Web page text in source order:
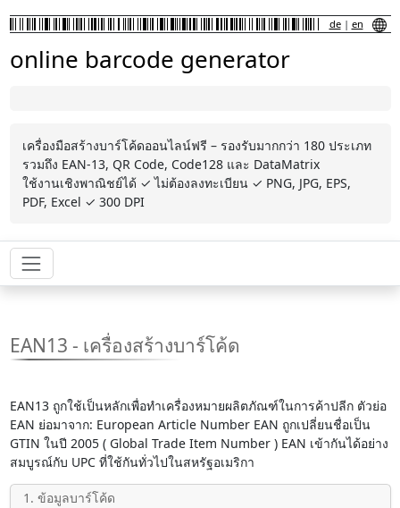
de| en
online barcode generator
เครื่องมือสร้างบาร์โค้ดออนไลน์ฟรี – รองรับมากกว่า 180 ประเภท
รวมถึง EAN-13, QR Code, Code128 และ DataMatrix
ใช้งานเชิงพาณิชย์ได้ ✓ ไม่ต้องลงทะเบียน ✓ PNG, JPG, EPS,
PDF, Excel ✓ 300 DPI
EAN13 - เครื่องสร้างบาร์โค้ด
EAN13 ถูกใช้เป็นหลักเพื่อทำเครื่องหมายผลิตภัณฑ์ในการค้าปลีก ตัวย่อ
EAN ย่อมาจาก: European Article Number EAN ถูกเปลี่ยนชื่อเป็น
GTIN ในปี 2005 (Global Trade Item Number ) EAN เข้ากันได้อย่าง
สมบูรณ์กับ UPC ที่ใช้กันทั่วไปในสหรัฐอเมริกา
1. ข้อมูลบาร์โค้ด